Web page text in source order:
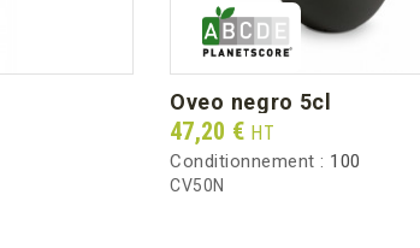
oveo negro 5cl
Prix
47,20 € HT
Conditionnement : 100
CV50N